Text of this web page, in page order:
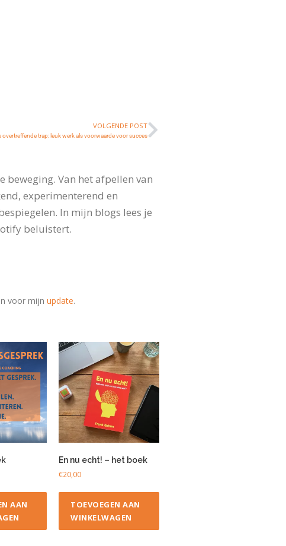
VOLGENDE POST
overtreffende trap: leuk werk als voorwaarde voor succes
beweging. Van het afpellen van
experimenterend en
In mijn blogs lees je
beluistert.
voor mijn update.
AAN
En nu echt! – het boek
€20,00
TOEVOEGEN AAN
WINKELWAGEN